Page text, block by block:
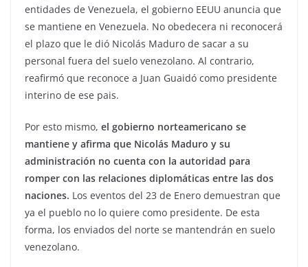
entidades de Venezuela, el gobierno EEUU anuncia que
se mantiene en Venezuela. No obedecera ni reconocerá
el plazo que le dió Nicolás Maduro de sacar a su
personal fuera del suelo venezolano. Al contrario,
reafirmó que reconoce a Juan Guaidó como presidente
interino de ese pais.
Por esto mismo, el gobierno norteamericano se
mantiene y afirma que Nicolás Maduro y su
administración no cuenta con la autoridad para
romper con las relaciones diplomáticas entre las dos
naciones. Los eventos del 23 de Enero demuestran que
ya el pueblo no lo quiere como presidente. De esta
forma, los enviados del norte se mantendrán en suelo
venezolano.